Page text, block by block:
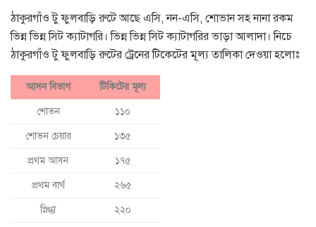
ঠাকুরগাঁও টু ফুলবাড়ি রুটে আছে এসি, নন-এসি, শোভান সহ নানা রকম
ভিন্ন ভিন্ন সিট ক্যাটাগরি। ভিন্ন ভিন্ন সিট ক্যাটাগরির ভাড়া আলাদা। নিচে
ঠাকুরগাঁও টু ফুলবাড়ি রুটের ট্রেনের টিকেটের মূল্য তালিকা দেওয়া হলোঃ
আসন বিভাগ টিকিটের মূল্য
শোভন ১১০
শোভন চেয়ার ১৩৫
প্রথম আসন ১৭৫
প্রথম বার্থ ২৬৫
স্নিগ্ধা ২২০